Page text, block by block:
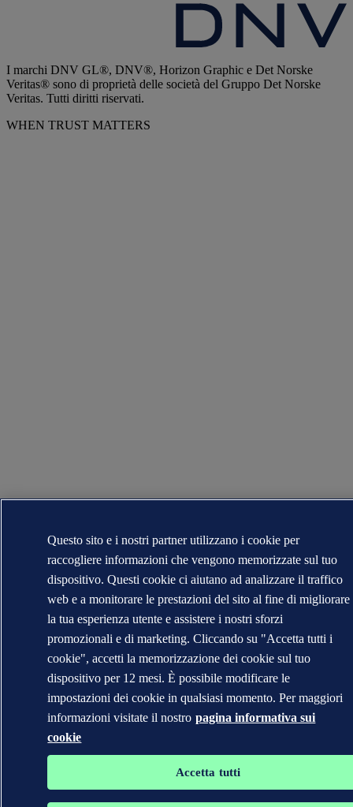
I marchi DNV GL®, DNV®, Horizon Graphic e Det Norske
Veritas® sono di proprietà delle società del Gruppo Det Norske
Veritas. Tutti diritti riservati.
WHEN TRUST MATTERS
Questo sito e i nostri partner utilizzano i cookie per
raccogliere informazioni che vengono memorizzate sul tuo
dispositivo. Questi cookie ci aiutano ad analizzare il traffico
web e a monitorare le prestazioni del sito al fine di migliorare
la tua esperienza utente e assistere i nostri sforzi
promozionali e di marketing. Cliccando su "Accetta tutti i
cookie", accetti la memorizzazione dei cookie sul tuo
dispositivo per 12 mesi. È possibile modificare le
impostazioni dei cookie in qualsiasi momento. Per maggiori
informazioni visitate il nostro pagina informativa sui
cookie
Accetta tutti